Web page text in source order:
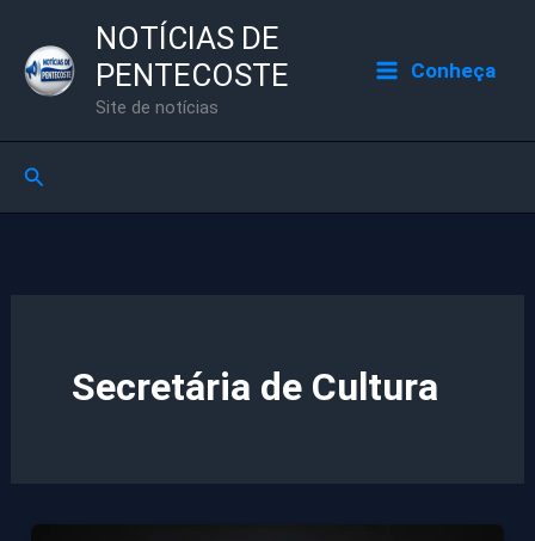
para
NOTÍCIAS DE
PENTECOSTE
Site de notícias
Conheça
Pesquisar
Secretária de Cultura